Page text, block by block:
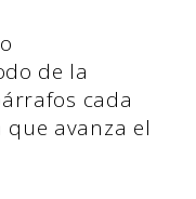
de la
cada
que avanza el